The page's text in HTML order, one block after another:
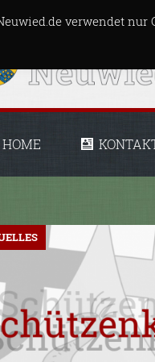
HOME
verwendet nur